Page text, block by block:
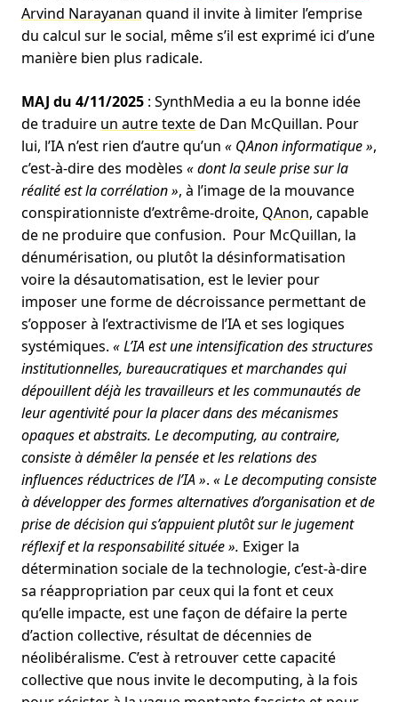
Arvind Narayanan quand il invite à limiter l’emprise
du calcul sur le social, même s’il est exprimé ici d’une
manière bien plus radicale.
MAJ du 4/11/2025 : SynthMedia a eu la bonne idée
de traduire un autre textede Dan McQuillan. Pour
lui, l’IA n’est rien d’autre qu’un « QAnon informatique »,
c’est-à-dire des modèles « dont la seule prise sur la
réalité est la corrélation », à l’image de la mouvance
conspirationniste d’extrême-droite, QAnon, capable
de ne produire que confusion. Pour McQuillan, la
dénumérisation, ou plutôt la désinformatisation
voire la désautomatisation, est le levier pour
imposer une forme de décroissance permettant de
s’opposer à l’extractivisme de l’IA et ses logiques
systémiques. « L’IA est une intensification des structures
institutionnelles, bureaucratiques et marchandes qui
dépouillent déjà les travailleurs et les communautés de
leur agentivité pour la placer dans des mécanismes
opaques et abstraits. Le decomputing, au contraire,
consiste à démêler la pensée et les relations des
influences réductrices de l’IA ». « Le decomputing consiste
à développer des formes alternatives d’organisation et de
prise de décision qui s’appuient plutôt sur le jugement
réflexif et la responsabilité située ». Exiger la
détermination sociale de la technologie, c’est-à-dire
sa réappropriation par ceux qui la font et ceux
qu’elle impacte, est une façon de défaire la perte
d’action collective, résultat de décennies de
néolibéralisme. C’est à retrouver cette capacité
collective que nous invite le decomputing, à la fois